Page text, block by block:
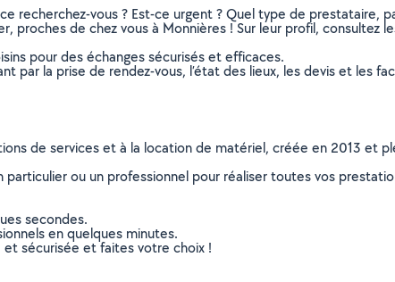
recherchez-vous ? Est-ce urgent ? Quel type de prestataire,
proches de chez vous à Monnières ! Sur leur profil, consultez
pour des échanges sécurisés et efficaces.
par la prise de rendez-vous, l’état des lieux, les devis et les
de services et à la location de matériel, créée en 2013 et
ou un professionnel pour réaliser toutes vos
secondes.
en quelques minutes.
et sécurisée et faites votre choix !